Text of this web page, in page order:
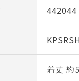
442044
着丈